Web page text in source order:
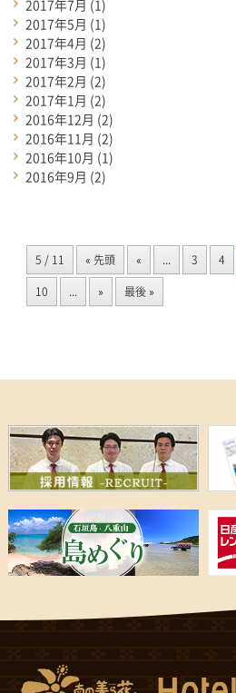
2017年7月 (1)
2017年5月 (1)
2017年4月 (2)
2017年3月 (1)
2017年2月 (2)
2017年1月 (2)
2016年12月 (2)
2016年11月 (2)
2016年10月 (1)
2016年9月 (2)
5 / 11 « 先頭 « ... 3 4
10
... » 最後 »